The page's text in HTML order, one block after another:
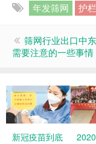
年发筛网 护
筛网行业出口中
需要注意的一些事情
新冠疫苗到底